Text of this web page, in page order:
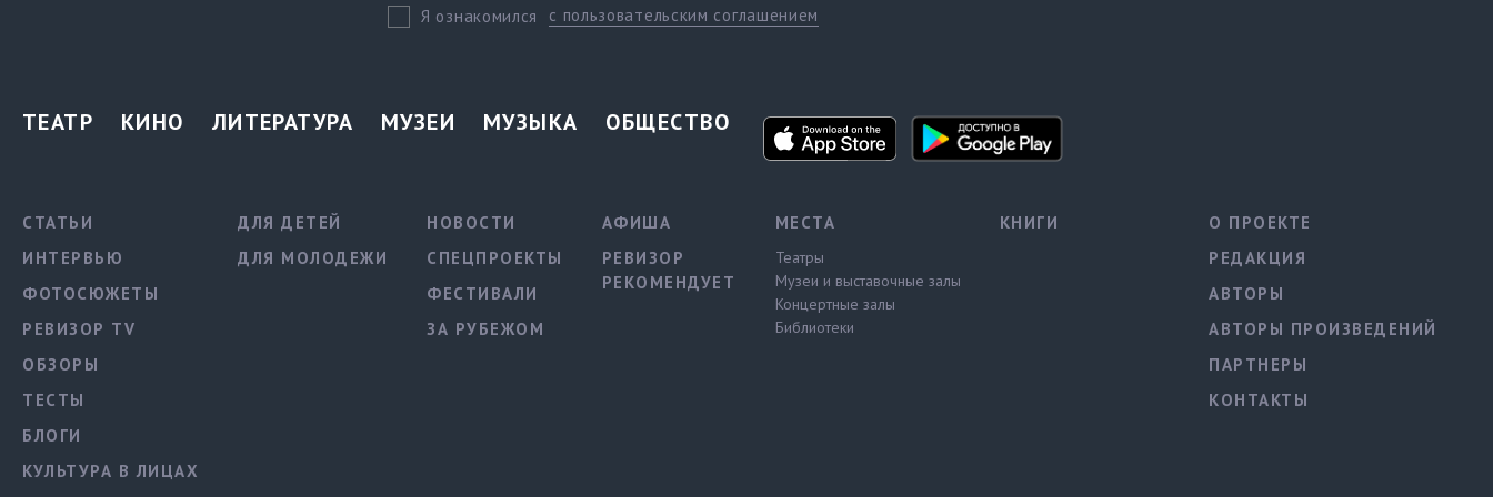
Я ознакомился с пользовательским соглашением
ТЕАТР КИНО ЛИТЕРАТУРА МУЗЕИ МУЗЫКА ОБЩЕСТВО
СТАТЬИ
ИНТЕРВЬЮ
ФОТОСЮЖЕТЫ
РЕВИЗОР TV
ОБЗОРЫ
ТЕСТЫ
БЛОГИ
КУЛЬТУРА В ЛИЦАХ
ДЛЯ ДЕТЕЙ
ДЛЯ МОЛОДЕЖИ
НОВОСТИ
СПЕЦПРОЕКТЫ
ФЕСТИВАЛИ
ЗА РУБЕЖОМ
АФИША
РЕВИЗОР
РЕКОМЕНДУЕТ
МЕСТА
Театры
Музеи и выставочные залы
Концертные залы
Библиотеки
КНИГИ
О ПРОЕКТЕ
РЕДАКЦИЯ
АВТОРЫ
АВТОРЫ ПРОИЗВЕДЕНИЙ
ПАРТНЕРЫ
КОНТАКТЫ